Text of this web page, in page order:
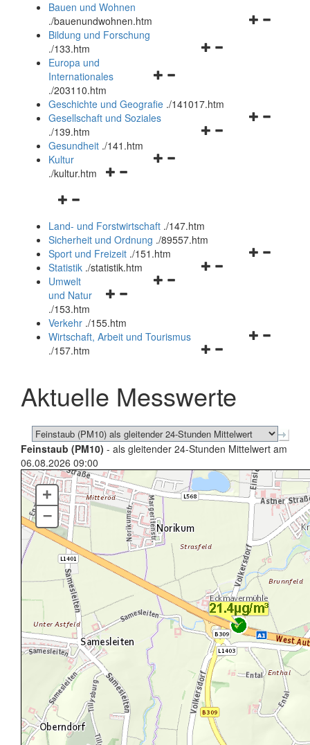
Bauen und Wohnen
./bauenundwohnen.htm
Navigationsmenü
Bildung und Forschung
./133.htm
Navigationsmenü
und
schließen
Europa und
Internationales
./203110.htm
Geschichte und Geografie ./141017.htm
Navigationsmenü
Gesellschaft und Soziales
./139.htm
Navigationsmenü
Gesundheit ./141.htm
Navigationsmenü
Kultur
./kultur.htm
Navigationsmenü
und
schließen
Land- und Forstwirtschaft ./147.htm
Sicherheit und Ordnung ./89557.htm
Navigationsmenü
Sport und Freizeit ./151.htm
Navigationsmenü
Statistik ./statistik.htm
Navigationsmenü
und
schließen
Umwelt
und Natur
./153.htm
Verkehr ./155.htm
Navigationsmenü
schließen
Wirtschaft, Arbeit und Tourismus
./157.htm
Aktuelle Messwerte
Feinstaub (PM10) - als gleitender 24-Stunden Mittelwert am
06.08.2026 09:00
+
–